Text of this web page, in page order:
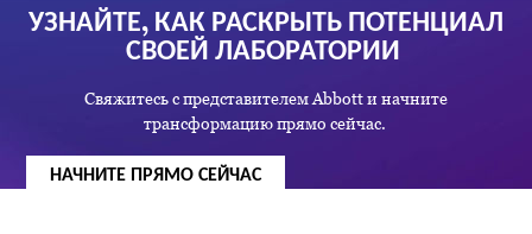
УЗНАЙТЕ, КАК РАСКРЫТЬ ПОТЕНЦИАЛ
СВОЕЙ ЛАБОРАТОРИИ
Свяжитесь с представителем Abbott и начните
трансформацию прямо сейчас.
НАЧНИТЕ ПРЯМО СЕЙЧАС